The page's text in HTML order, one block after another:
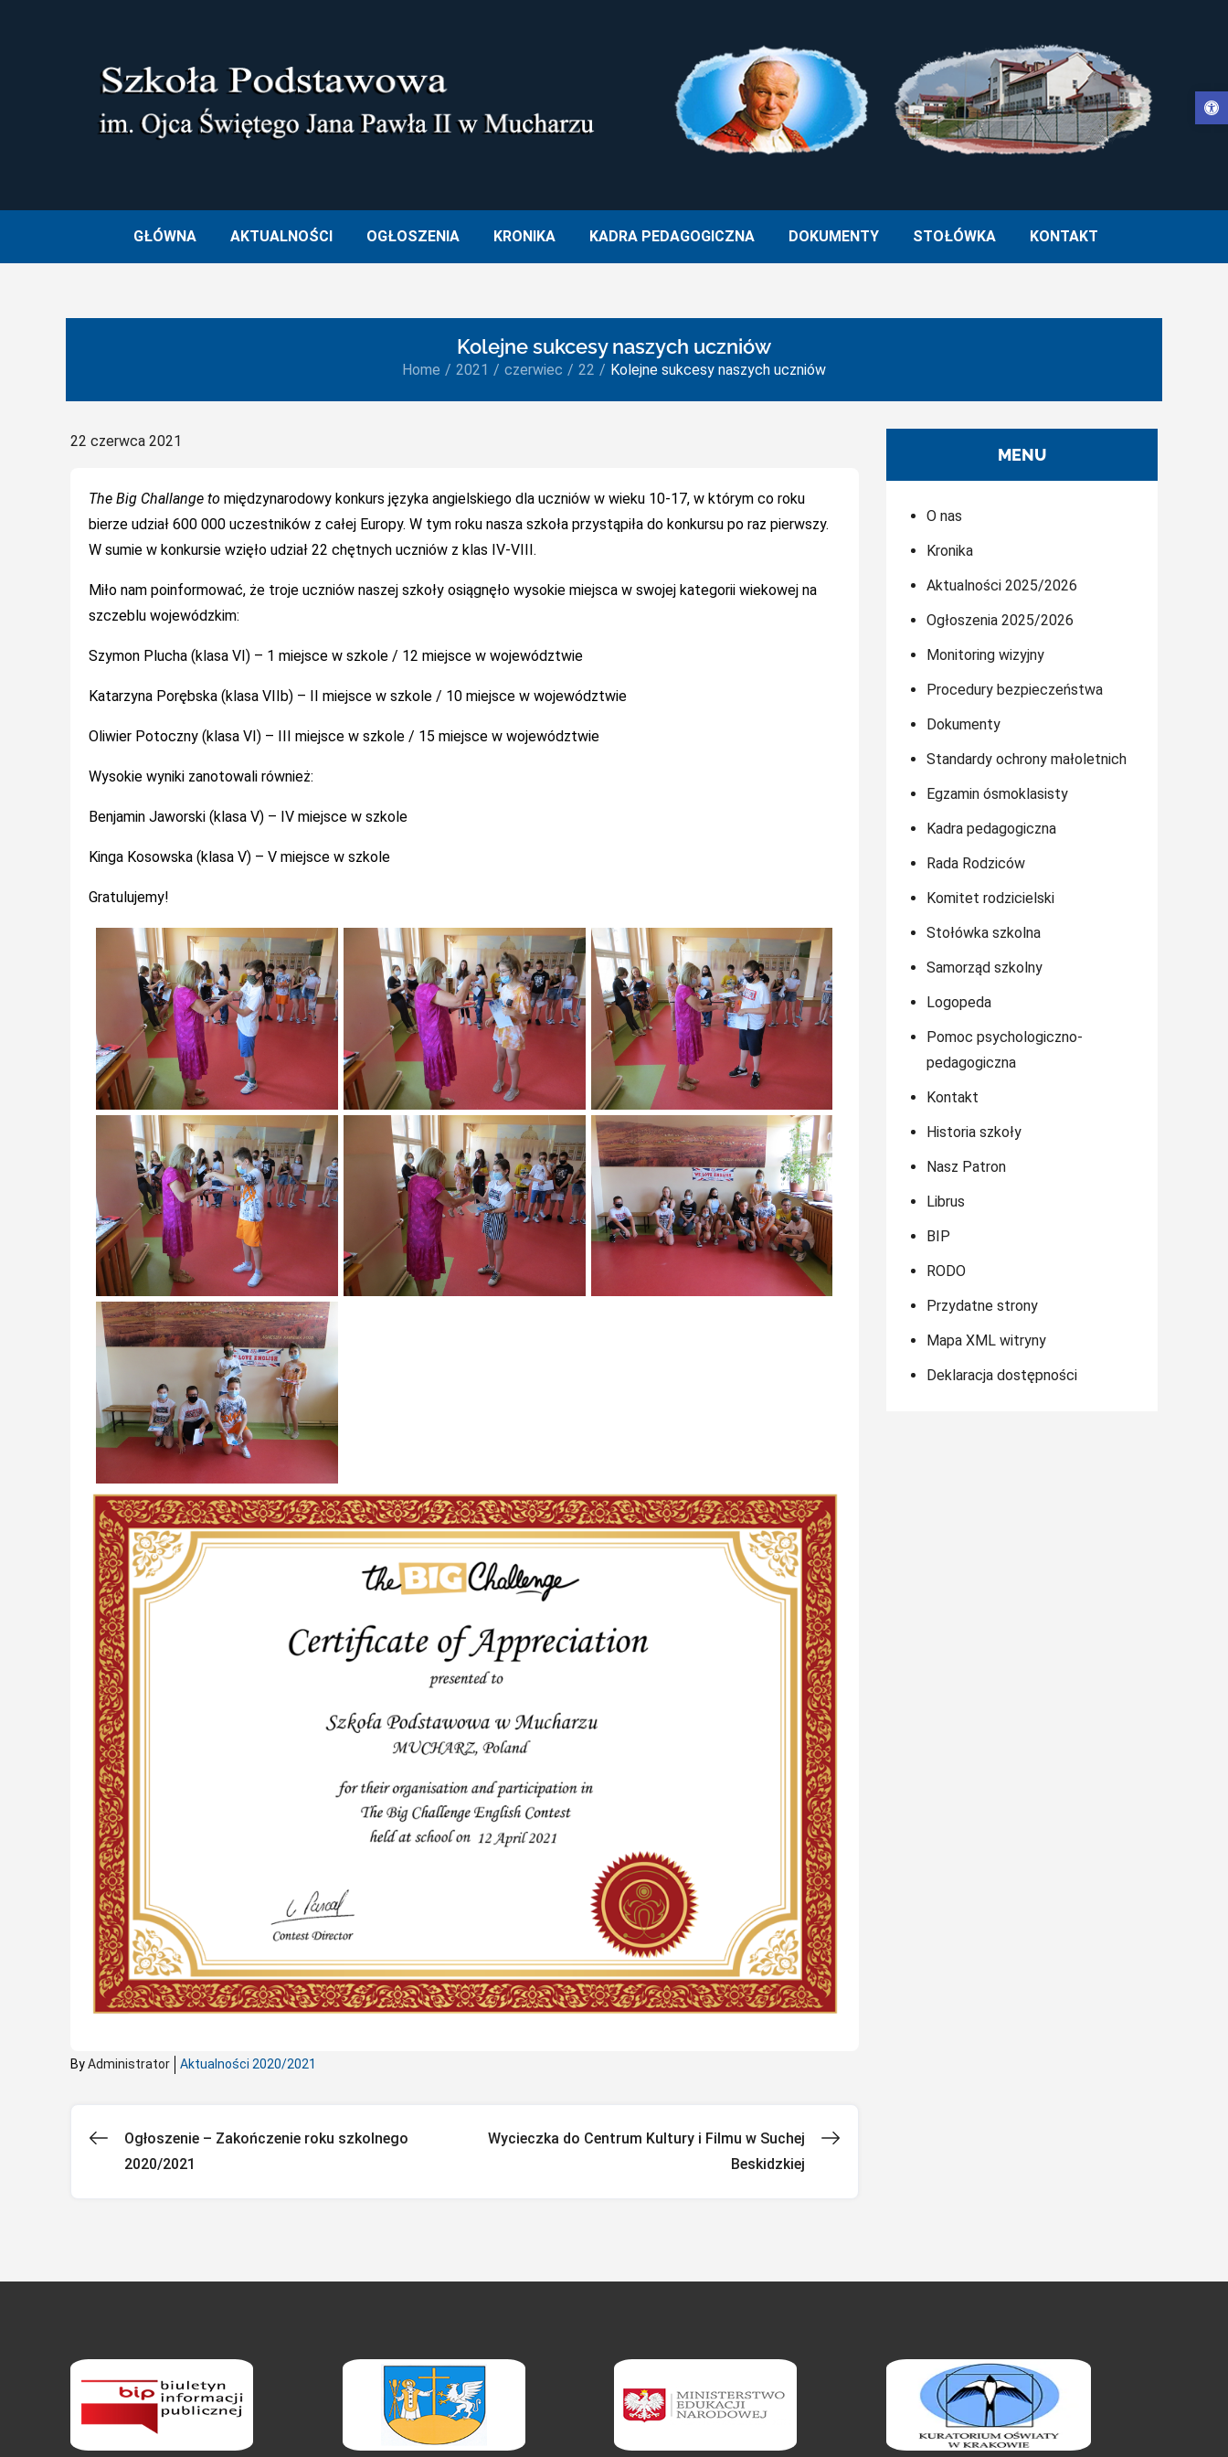
Otwórz pasek narzędzi
SZKOŁA PODSTAWOWA IM. OJCA ŚWIĘTEGO JANA PAWŁA II W MUCHARZU
GŁÓWNA AKTUALNOŚCI OGŁOSZENIA KRONIKA KADRA PEDAGOGICZNA DOKUMENTY STOŁÓWKA KONTAKT
Kolejne sukcesy naszych uczniów
Home 2021 czerwiec 22 Kolejne sukcesy naszych uczniów
Posted
22 czerwca 2021
The Big Challange to międzynarodowy konkurs języka angielskiego dla uczniów w wieku 10-17, w którym co roku
bierze udział 600 000 uczestników z całej Europy. W tym roku nasza szkoła przystąpiła do konkursu po raz pierwszy.
W sumie w konkursie wzięło udział 22 chętnych uczniów z klas IV-VIII.
Miło nam poinformować, że troje uczniów naszej szkoły osiągnęło wysokie miejsca w swojej kategorii wiekowej na
szczeblu wojewódzkim:
Szymon Plucha (klasa VI) – 1 miejsce w szkole / 12 miejsce w województwie
Katarzyna Porębska (klasa VIIb) – II miejsce w szkole / 10 miejsce w województwie
Oliwier Potoczny (klasa VI) – III miejsce w szkole / 15 miejsce w województwie
Wysokie wyniki zanotowali również:
Benjamin Jaworski (klasa V) – IV miejsce w szkole
Kinga Kosowska (klasa V) – V miejsce w szkole
Gratulujemy!
ByAdministrator Aktualności 2020/2021
Nawigacja
Ogłoszenie – Zakończenie roku szkolnego
2020/2021
Wycieczka do Centrum Kultury i Filmu w Suchej
Beskidzkiej
MENU
O nas
Kronika
Aktualności 2025/2026
Ogłoszenia 2025/2026
Monitoring wizyjny
Procedury bezpieczeństwa
Dokumenty
Standardy ochrony małoletnich
Egzamin ósmoklasisty
Kadra pedagogiczna
Rada Rodziców
Komitet rodzicielski
Stołówka szkolna
Samorząd szkolny
Logopeda
Pomoc psychologiczno-
pedagogiczna
Kontakt
Historia szkoły
Nasz Patron
Librus
BIP
RODO
Przydatne strony
Mapa XML witryny
Deklaracja dostępności